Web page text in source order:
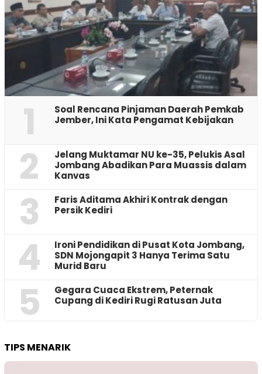
1
‎Soal Rencana Pinjaman Daerah Pemkab
Jember, Ini Kata Pengamat Kebijakan ‎
2
Jelang Muktamar NU ke-35, Pelukis Asal
Jombang Abadikan Para Muassis dalam
Kanvas
3
Faris Aditama Akhiri Kontrak dengan
Persik Kediri
4
Ironi Pendidikan di Pusat Kota Jombang,
SDN Mojongapit 3 Hanya Terima Satu
Murid Baru
5
‎Gegara Cuaca Ekstrem, Peternak
Cupang di Kediri Rugi Ratusan Juta
TIPS MENARIK